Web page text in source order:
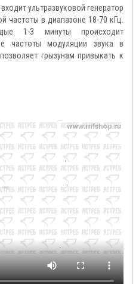
ультразвуковой генератор
частоты в диапазоне 18-70 кГц.
1-3 минуты происходит
частоты модуляции звука в
грызунам привыкать к